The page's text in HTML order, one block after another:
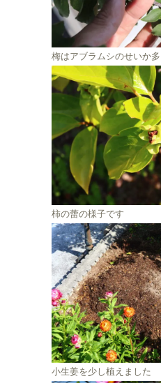
梅はアブラムシのせいか
柿の蕾の様子です
小生姜を少し植えました